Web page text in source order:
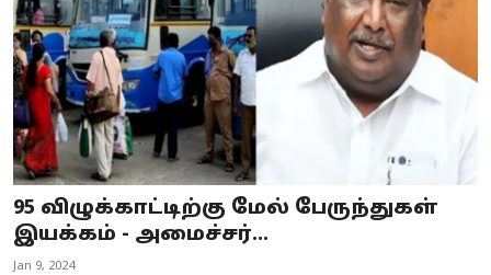
95 விழுக்காட்டிற்கு மேல் பேருந்துகள்
இயக்கம் - அமைச்சர்...
Jan 9, 2024